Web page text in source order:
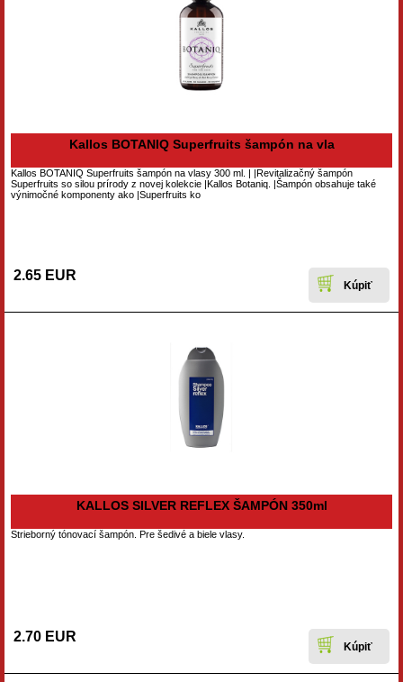
Kallos BOTANIQ Superfruits šampón na vla
Kallos BOTANIQ Superfruits šampón na vlasy 300 ml. | |Revitalizačný šampón
Superfruits so silou prírody z novej kolekcie |Kallos Botaniq. |Šampón obsahuje také
výnimočné komponenty ako |Superfruits ko
2.65 EUR
KALLOS SILVER REFLEX ŠAMPÓN 350ml
Strieborný tónovací šampón. Pre šedivé a biele vlasy.
2.70 EUR